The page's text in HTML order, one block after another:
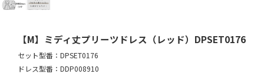
【M】ミディ丈プリーツドレス（レッド）DPSET0176
セット型番：DPSET0176
ドレス型番：DDP008910